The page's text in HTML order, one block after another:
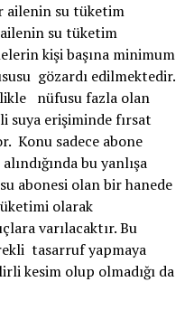
ailenin su tüketim
ailenin su tüketim
kişi başına minimum
gözardı edilmektedir.
nüfusu fazla olan
suya erişiminde fırsat
Konu sadece abone
bu yanlışa
abonesi olan bir hanede
olarak
varılacaktır. Bu
tasarruf yapmaya
kesim olup olmadığı da